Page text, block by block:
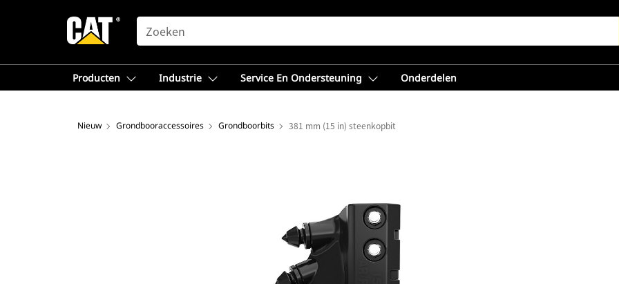
SEARCH
Producten Industrie Service En Ondersteuning Onderdelen
Nieuw Grondbooraccessoires Grondboorbits 381 mm (15 in) steenkopbit